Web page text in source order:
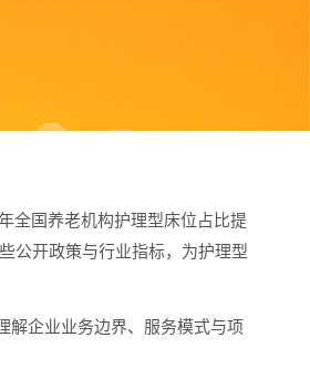
全国养老机构护理型床位占比提
公开政策与行业指标，为护理型
解企业业务边界、服务模式与项